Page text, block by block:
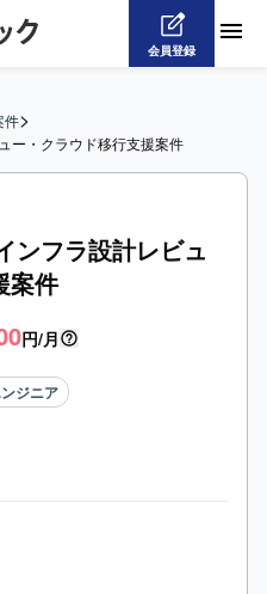
会員登録
件>
ー・クラウド移行支援案件
ンフラ設計レビュ
案件
円/月
ジニア